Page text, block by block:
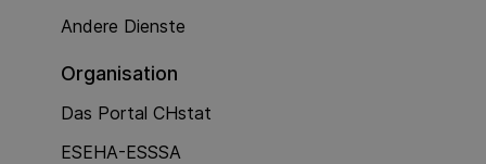
Andere Dienste
Organisation
Das Portal CHstat
ESEHA-ESSSA